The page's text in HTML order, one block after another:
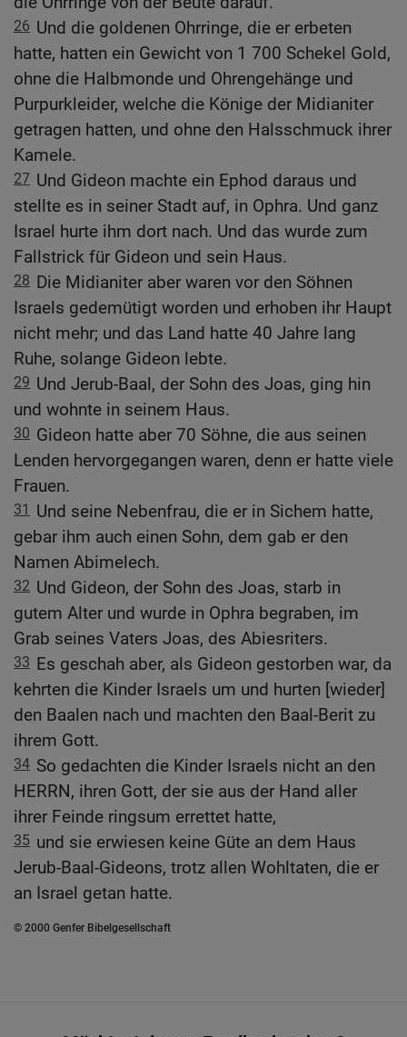
26 Und die goldenen Ohrringe, die er erbeten
hatte, hatten ein Gewicht von 1 700 Schekel Gold,
ohne die Halbmonde und Ohrengehänge und
Purpurkleider, welche die Könige der Midianiter
getragen hatten, und ohne den Halsschmuck ihrer
Kamele.
27 Und Gideon machte ein Ephod daraus und
stellte es in seiner Stadt auf, in Ophra. Und ganz
Israel hurte ihm dort nach. Und das wurde zum
Fallstrick für Gideon und sein Haus.
28 Die Midianiter aber waren vor den Söhnen
Israels gedemütigt worden und erhoben ihr Haupt
nicht mehr; und das Land hatte 40 Jahre lang
Ruhe, solange Gideon lebte.
29 Und Jerub-Baal, der Sohn des Joas, ging hin
und wohnte in seinem Haus.
30 Gideon hatte aber 70 Söhne, die aus seinen
Lenden hervorgegangen waren, denn er hatte viele
Frauen.
31
Und seine Nebenfrau, die er in Sichem hatte,
gebar ihm auch einen Sohn, dem gab er den
Namen Abimelech.
32 Und Gideon, der Sohn des Joas, starb in
gutem Alter und wurde in Ophra begraben, im
Grab seines Vaters Joas, des Abiesriters.
33 Es geschah aber, als Gideon gestorben war, da
kehrten die Kinder Israels um und hurten [wieder]
den Baalen nach und machten den Baal-Berit zu
ihrem Gott.
34 So gedachten die Kinder Israels nicht an den
HERRN, ihren Gott, der sie aus der Hand aller
ihrer Feinde ringsum errettet hatte,
35 und sie erwiesen keine Güte an dem Haus
Jerub-Baal-Gideons, trotz allen Wohltaten, die er
an Israel getan hatte.
© 2000 Genfer Bibelgesellschaft